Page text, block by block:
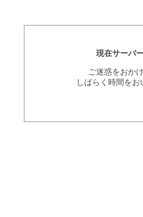
現在サーバ
ご迷惑をおか
しばらく時間を